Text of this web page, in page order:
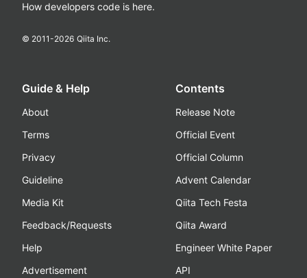
How developers code is here.
© 2011-2026 Qiita Inc.
Guide & Help
About
Terms
Privacy
Guideline
Media Kit
Feedback/Requests
Help
Advertisement
Contents
Release Note
Official Event
Official Column
Advent Calendar
Qiita Tech Festa
Qiita Award
Engineer White Paper
API